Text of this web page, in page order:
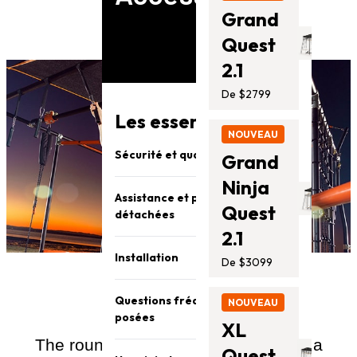
Les essentiels Vuly
Sécurité et qualité
Assistance et pièces
détachées
Installation
Questions fréquemment
posées
Grand
Quest
2.1
De $2799
NOUVEAU
Grand
Ninja
Quest
2.1
De $3099
NOUVEAU
XL
The roundNinja Grips
accessory is a